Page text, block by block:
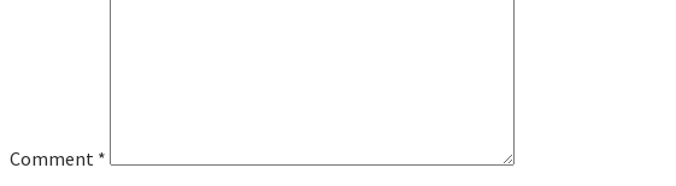
Comment *